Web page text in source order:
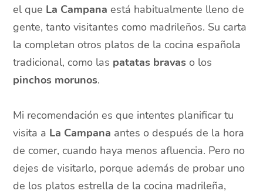
el que La Campana está habitualmente lleno de
gente, tanto visitantes como madrileños. Su carta
la completan otros platos de la cocina española
tradicional, como las patatas bravas o los
pinchos morunos.
Mi recomendación es que intentes planificar tu
visita a La Campana antes o después de la hora
de comer, cuando haya menos afluencia. Pero no
dejes de visitarlo, porque además de probar uno
de los platos estrella de la cocina madrileña,